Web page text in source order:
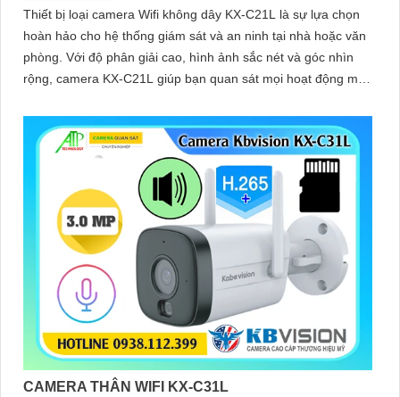
Thiết bị loại camera Wifi không dây KX-C21L là sự lựa chọn
hoàn hảo cho hệ thống giám sát và an ninh tại nhà hoặc văn
phòng. Với độ phân giải cao, hình ảnh sắc nét và góc nhìn
rộng, camera KX-C21L giúp bạn quan sát mọi hoạt động một
CAMERA THÂN WIFI KX-C31L